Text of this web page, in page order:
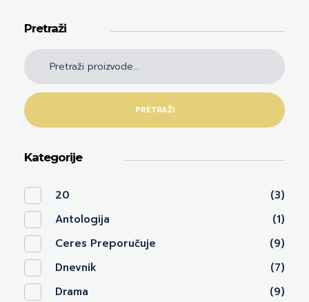
Pretraži
PRETRAŽI
Kategorije
20
(3)
Antologija
(1)
Ceres Preporučuje
(9)
Dnevnik
(7)
Drama
(9)